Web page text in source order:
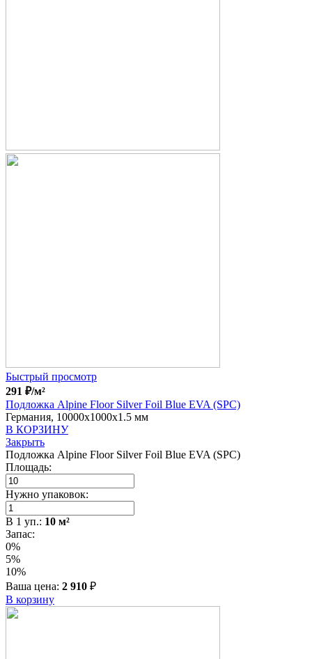
Быстрый просмотр
291 ₽/м²
Подложка Alpine Floor Silver Foil Blue EVA (SPC)
Германия, 10000x1000x1.5 мм
В КОРЗИНУ
Закрыть
Подложка Alpine Floor Silver Foil Blue EVA (SPC)
Площадь:
Нужно упаковок:
В 1 уп.: 10 м²
Запас:
0%
5%
10%
Ваша цена: 2 910 ₽
В корзину